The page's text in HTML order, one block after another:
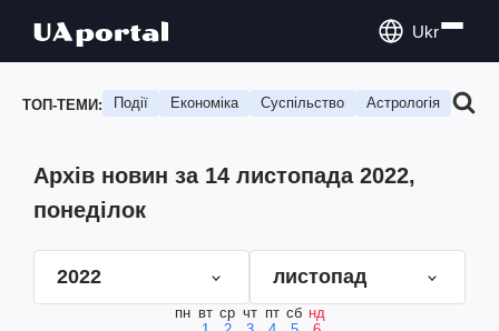
Ukr
ТОП-ТЕМИ: Події Економіка Суспільство Астрологія
Архів новин за 14 листопада 2022,
понеділок
2022 листопад
пн вт ср чт пт сб нд